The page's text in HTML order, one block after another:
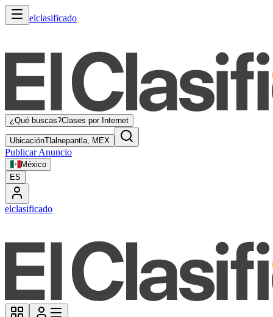
elclasificado
¿Qué buscas?Clases por Internet
UbicaciónTlalnepantla, MEX
Publicar Anuncio
México
ES
elclasificado